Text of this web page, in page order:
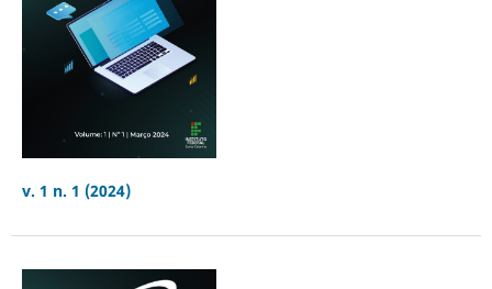
v. 1 n. 1 (2024)